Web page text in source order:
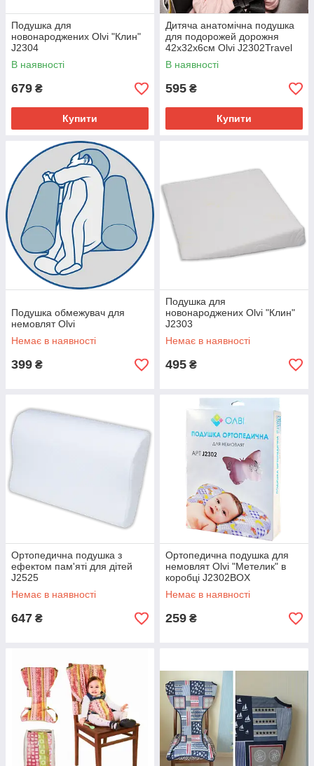
Подушка для
новонароджених Olvi "Клин"
J2304
В наявності
679 ₴
Купити
Дитяча анатомічна подушка
для подорожей дорожня
42х32х6см Olvi J2302Travel
В наявності
595 ₴
Купити
Подушка обмежувач для
немовлят Olvi
Немає в наявності
399 ₴
Подушка для
новонароджених Olvi "Клин"
J2303
Немає в наявності
495 ₴
Ортопедична подушка з
ефектом пам'яті для дітей
J2525
Немає в наявності
647 ₴
Ортопедична подушка для
немовлят Olvi "Метелик" в
коробці J2302BOX
Немає в наявності
259 ₴